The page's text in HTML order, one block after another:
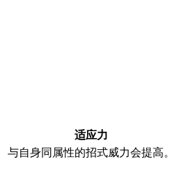
适应力
与自身同属性的招式威力会提高。